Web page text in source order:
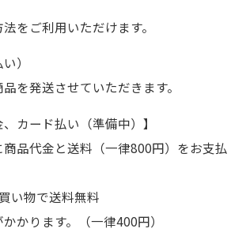
をご利用いただけます。
）
を発送させていただきます。
カード払い（準備中）】
品代金と送料（一律800円）をお支払
い物で送料無料
かります。（一律400円）